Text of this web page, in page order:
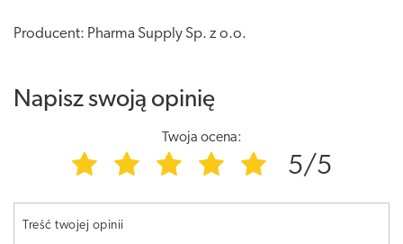
Producent: Pharma Supply Sp. z o.o.
Napisz swoją opinię
Twoja ocena:
5/5
Treść twojej opinii